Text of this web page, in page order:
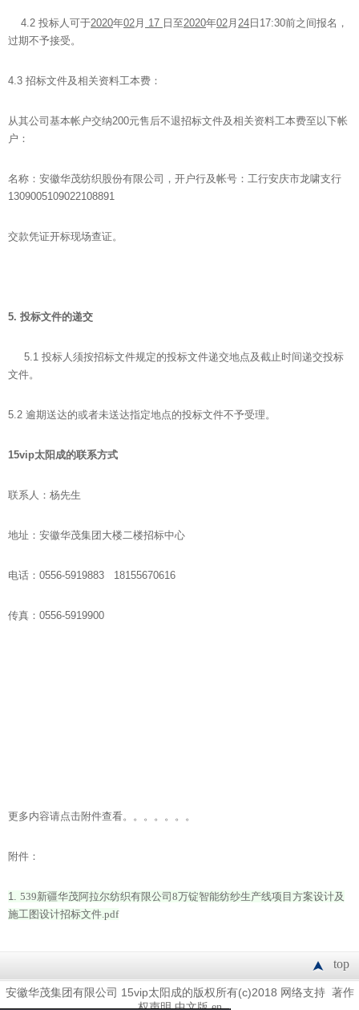
4.2 投标人可于2020年02月 17 日至2020年02月 24 日17:30前之间报名，
过期不予接受。
4.3 招标文件及相关资料工本费：
从其公司基本帐户交纳200元售后不退招标文件及相关资料工本费至以下帐
户：
名称：安徽华茂纺织股份有限公司，开户行及帐号：工行安庆市龙啸支行
1309005109022108891
交款凭证开标现场查证。
5. 投标文件的递交
5.1 投标人须按招标文件规定的投标文件递交地点及截止时间递交投标
文件。
5.2 逾期送达的或者未送达指定地点的投标文件不予受理。
15vip太阳成的联系方式
联系人：杨先生
地址：安徽华茂集团大楼二楼招标中心
电话：0556-5919883 18155670616
传真：0556-5919900
更多内容请点击附件查看。。。。。。。
附件：
1. 539新疆华茂阿拉尔纺织有限公司8万锭智能纺纱生产线项目方案设计及
施工图设计招标文件.pdf
top
安徽华茂集团有限公司 15vip太阳成的版权所有(c)2018 网络支持 著作
权声明 中文版 en